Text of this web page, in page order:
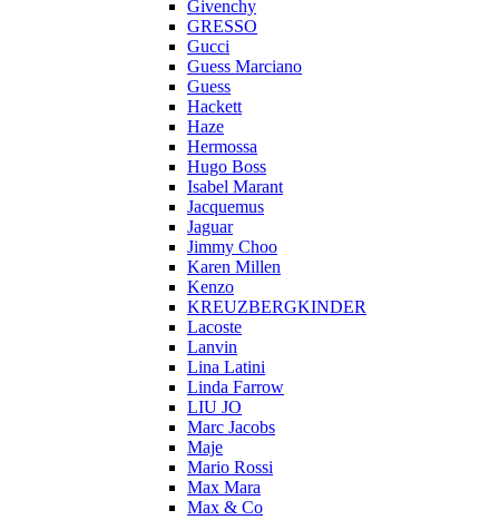
Givenchy
GRESSO
Gucci
Guess Marciano
Guess
Hackett
Haze
Hermossa
Hugo Boss
Isabel Marant
Jacquemus
Jaguar
Jimmy Choo
Karen Millen
Kenzo
KREUZBERGKINDER
Lacoste
Lanvin
Lina Latini
Linda Farrow
LIU JO
Marc Jacobs
Maje
Mario Rossi
Max Mara
Max & Co